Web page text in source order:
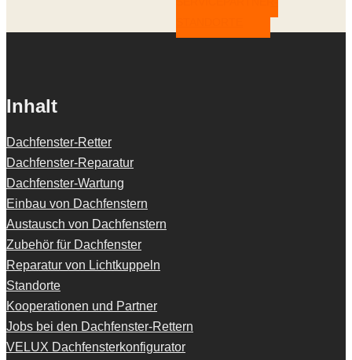
Inhalt
Dachfenster-Retter
Dachfenster-Reparatur
Dachfenster-Wartung
Einbau von Dachfenstern
Austausch von Dachfenstern
Zubehör für Dachfenster
Reparatur von Lichtkuppeln
Standorte
Kooperationen und Partner
Jobs bei den Dachfenster-Rettern
VELUX Dachfensterkonfigurator